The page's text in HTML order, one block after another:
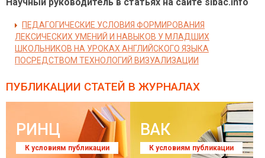
ПЕДАГОГИЧЕСКИЕ УСЛОВИЯ ФОРМИРОВАНИЯ
ЛЕКСИЧЕСКИХ УМЕНИЙ И НАВЫКОВ У МЛАДШИХ
ШКОЛЬНИКОВ НА УРОКАХ АНГЛИЙСКОГО ЯЗЫКА
ПОСРЕДСТВОМ ТЕХНОЛОГИЙ ВИЗУАЛИЗАЦИИ
ПУБЛИКАЦИИ СТАТЕЙ В ЖУРНАЛАХ
РИНЦ
К условиям публикации
ВАК
К условиям публикации